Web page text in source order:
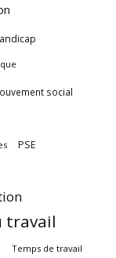
social
PSE
travail
Temps de travail